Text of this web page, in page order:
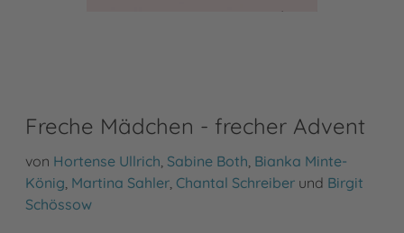
Freche Mädchen - frecher Advent
von Hortense Ullrich Sabine Both Bianka Minte-
König Martina Sahler Chantal Schreiber und Birgit
Schössow